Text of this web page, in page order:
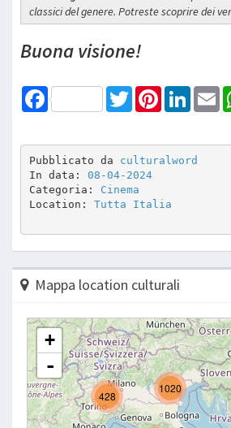
classici del genere. Potreste scoprire dei
Buona visione!
Facebook TwitterPinterestLinkedIn
Pubblicato da culturalword
In data: 08-04-2024
Categoria: Cinema
Location: Tutta Italia
Mappa location culturali